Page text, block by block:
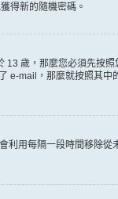
得新的隨機密碼。
歲，那麼您必須先按
e-mail，那麼就按照其
用每隔一段時間移除